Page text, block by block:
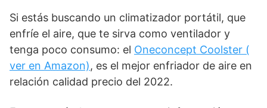
Si estás buscando un climatizador portátil, que
enfríe el aire, que te sirva como ventilador y
tenga poco consumo: el Oneconcept Coolster (
ver en Amazon), es el mejor enfriador de aire en
relación calidad precio del 2022.